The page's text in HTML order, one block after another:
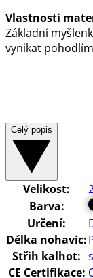
Vlastnosti
Základní
vynikat
Celý popis
Velikost:
Barva:
Určení:
Délka nohavic:
Střih kalhot:
CE Certifikace: